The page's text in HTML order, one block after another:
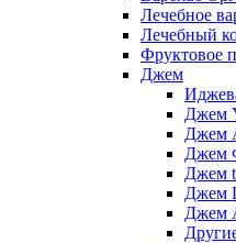
Лечебное
Лечебный
Фруктовое
Джем
Джем
Джем
Джем
Джем
Джем
Джем